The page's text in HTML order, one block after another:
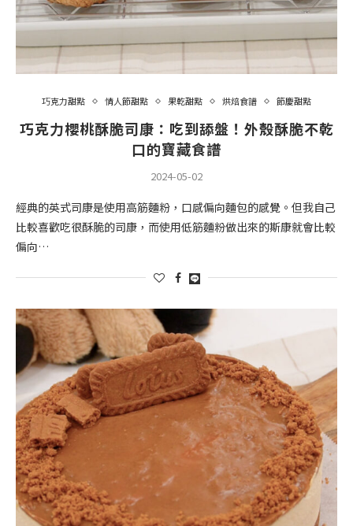
巧克力甜點 情人節甜點 果乾甜點 烘焙食譜 節慶甜點
巧克力櫻桃酥脆司康：吃到舔盤！外殼酥脆不乾
口的寶藏食譜
2024-05-02
經典的英式司康是使用高筋麵粉，口感偏向麵包的感覺。但我自己
比較喜歡吃很酥脆的司康，而使用低筋麵粉做出來的斯康就會比較
偏向…